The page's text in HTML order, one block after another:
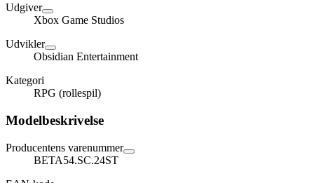
Udgiver
Xbox Game Studios
Udvikler
Obsidian Entertainment
Kategori
RPG (rollespil)
Modelbeskrivelse
Producentens varenummer
BETA54.SC.24ST